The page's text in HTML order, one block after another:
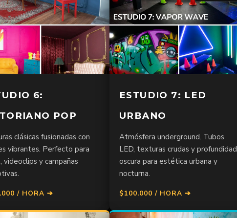
6:
POP
clásicas fusionadas con
vibrantes. Perfecto para
videoclips y campañas
/ HORA ➔
ESTUDIO 7: LED
URBANO
Atmósfera underground. Tubos
LED, texturas crudas y profundidad
oscura para estética urbana y
nocturna.
$100.000 / HORA ➔